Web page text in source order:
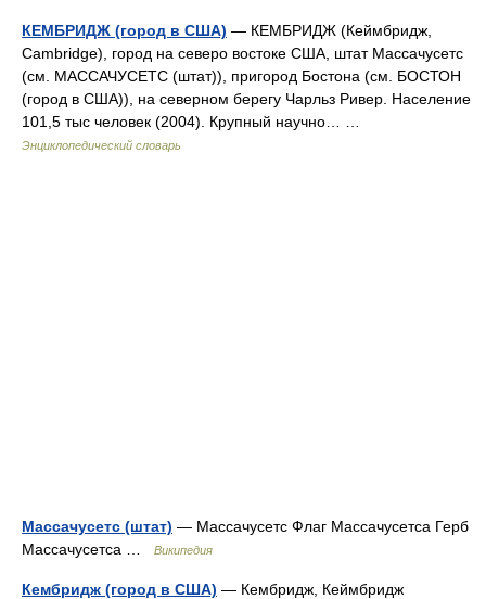
КЕМБРИДЖ (город в США) — КЕМБРИДЖ (Кеймбридж,
Cambridge), город на северо востоке США, штат Массачусетс
(см. МАССАЧУСЕТС (штат)), пригород Бостона (см. БОСТОН
(город в США)), на северном берегу Чарльз Ривер. Население
101,5 тыс человек (2004). Крупный научно… …
Энциклопедический словарь
Массачусетс (штат) — Массачусетс Флаг Массачусетса Герб
Массачусетса …
Википедия
Кембридж (город в США) — Кембридж, Кеймбридж